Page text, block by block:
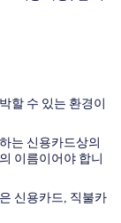
할 수 있는 환경이
는 신용카드상의
이름이어야 합니
신용카드, 직불카